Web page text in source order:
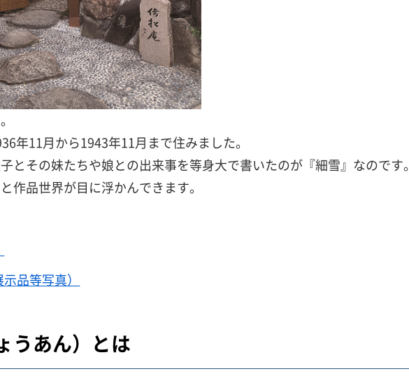
年11月から1943年11月まで住みました。
とその妹たちや娘との出来事を等身大で書いたのが『細雪』なのです。
作品世界が目に浮かんできます。
品等写真）
うあん）とは